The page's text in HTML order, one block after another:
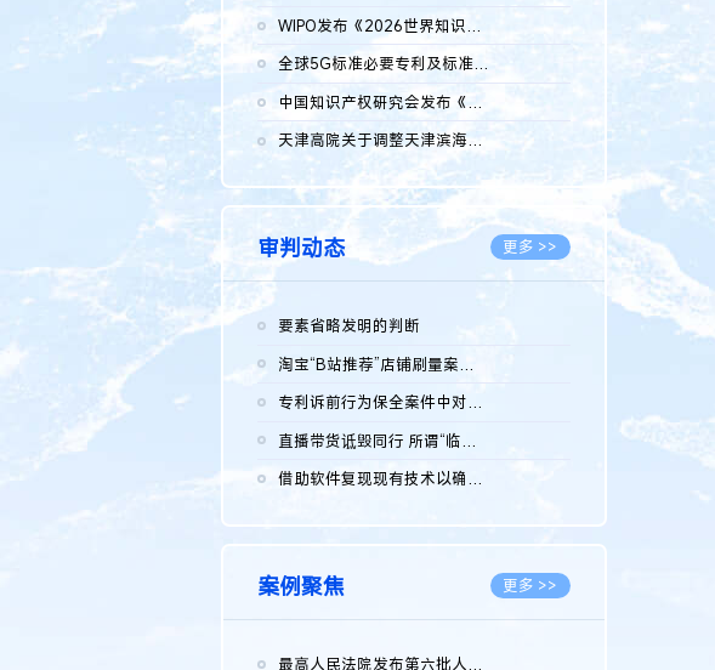
WIPO发布《2026世界知识产权报告》 含报告全文
全球5G标准必要专利及标准提案研究报告（2026年）全文发布
中国知识产权研究会发布《2025年度中国企业海外知识产权纠纷调查...
2026.08.07
天津高院关于调整天津滨海高新技术产业开发区华苑科技园一审普通...
2026.08.07
审判动态 更多 >>
要素省略发明的判断
淘宝“B站推荐”店铺刷量案维持原判，两被告连带赔偿150万元
专利诉前行为保全案件中对仿制药申请人曾作出三类声明的考量及违...
直播带货诋毁同行 所谓“临场发挥”不免责
借助软件复现现有技术以确认相关参数特征是否被公开
案例聚焦 更多 >>
最高人民法院发布第六批人民法院种业知识产权司法保护典型案例 含...